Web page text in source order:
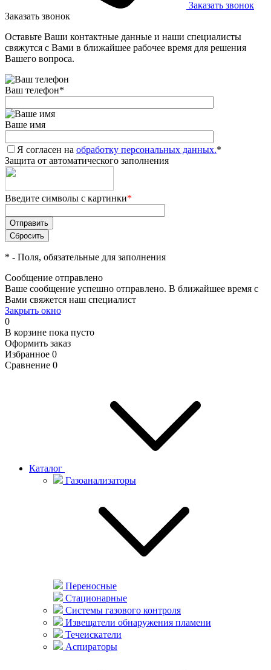
Заказать звонок
Заказать звонок
Оставьте Ваши контактные данные и наши специалисты
свяжутся с Вами в ближайшее рабочее время для решения
Вашего вопроса.
Ваш телефон*
Ваше имя
Я согласен на обработку персональных данных.*
Защита от автоматического заполнения
Введите символы с картинки*
* - Поля, обязательные для заполнения
Сообщение отправлено
Ваше сообщение успешно отправлено. В ближайшее время с
Вами свяжется наш специалист
Закрыть окно
0
В корзине пока пусто
Оформить заказ
Избранное 0
Сравнение 0
Каталог
Газоанализаторы
Переносные
Стационарные
Системы газового контроля
Извещатели обнаружения пламени
Течеискатели
Аспираторы